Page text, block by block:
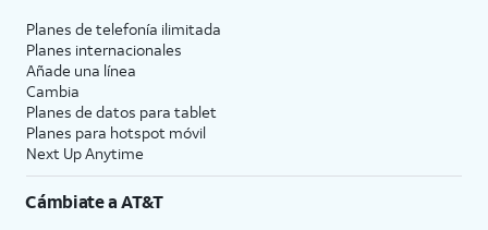
Planes de telefonía ilimitada
Planes internacionales
Añade una línea
Cambia
Planes de datos para tablet
Planes para hotspot móvil
Next Up Anytime
Cámbiate aAT&T